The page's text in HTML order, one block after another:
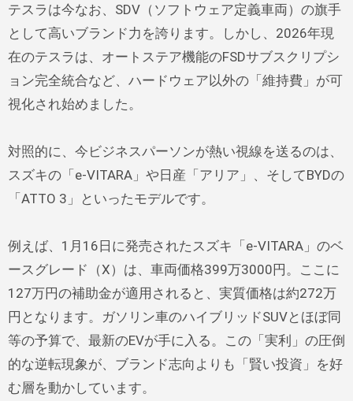
テスラは今なお、SDV（ソフトウェア定義車両）の旗手
として高いブランド力を誇ります。しかし、2026年現
在のテスラは、オートステア機能のFSDサブスクリプシ
ョン完全統合など、ハードウェア以外の「維持費」が可
視化され始めました。
対照的に、今ビジネスパーソンが熱い視線を送るのは、
スズキの「e-VITARA」や日産「アリア」、そしてBYDの
「ATTO 3」といったモデルです。
例えば、1月16日に発売されたスズキ「e-VITARA」のベ
ースグレード（X）は、車両価格399万3000円。ここに
127万円の補助金が適用されると、実質価格は約272万
円となります。ガソリン車のハイブリッドSUVとほぼ同
等の予算で、最新のEVが手に入る。この「実利」の圧倒
的な逆転現象が、ブランド志向よりも「賢い投資」を好
む層を動かしています。